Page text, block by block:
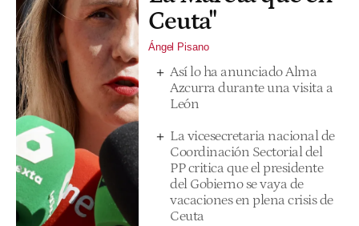
Ceuta"
Ángel Pisano
Así lo ha anunciado Alma
Azcurra durante una visita a
León
La vicesecretaria nacional de
Coordinación Sectorial del
PP critica que el presidente
del Gobierno se vaya de
vacaciones en plena crisis de
Ceuta